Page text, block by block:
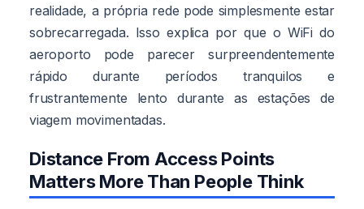
realidade, a própria rede pode simplesmente estar
sobrecarregada. Isso explica por que o WiFi do
aeroporto pode parecer surpreendentemente
rápido durante períodos tranquilos e
frustrantemente lento durante as estações de
viagem movimentadas.
Distance From Access Points
Matters More Than People Think